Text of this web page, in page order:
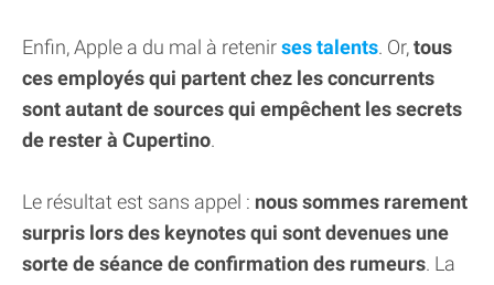
Enfin, Apple a du mal à retenirses talents. Or,tous
ces employés qui partent chez les concurrents
sont autant de sources qui empêchent les secrets
de rester à Cupertino.
Le résultat est sans appel : nous sommes rarement
surpris lors des keynotes qui sont devenues une
sorte de séance de confirmation des rumeurs. La